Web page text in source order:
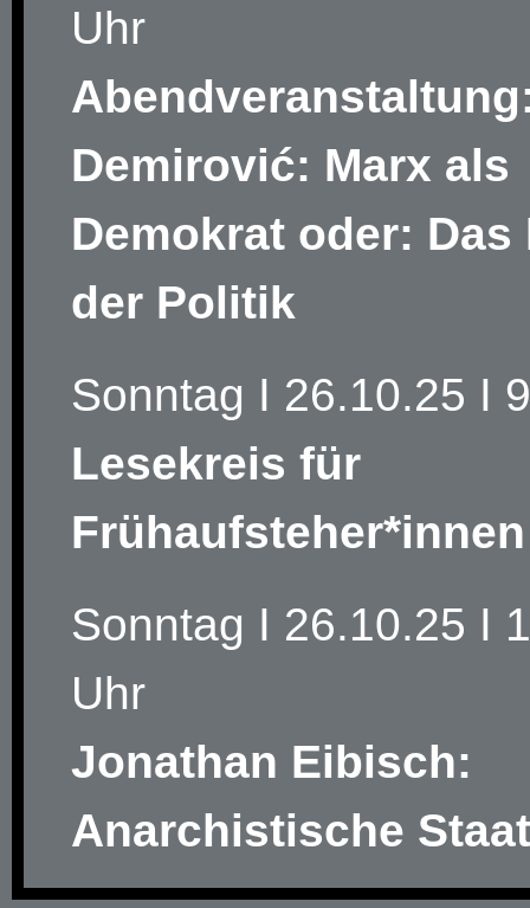
Uhr
Demirović: Marx als
Demokrat oder: Das
der Politik
Sonntag I 26.10.25 I
Lesekreis für
Frühaufsteher*innen
Sonntag I 26.10.25 I
Uhr
Jonathan Eibisch:
Anarchistische